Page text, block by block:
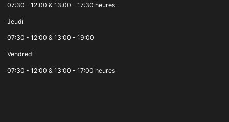
07:30 - 12:00 & 13:00 - 17:30 heures
Jeudi
07:30 - 12:00 & 13:00 - 19:00
Vendredi
07:30 - 12:00 & 13:00 - 17:00 heures